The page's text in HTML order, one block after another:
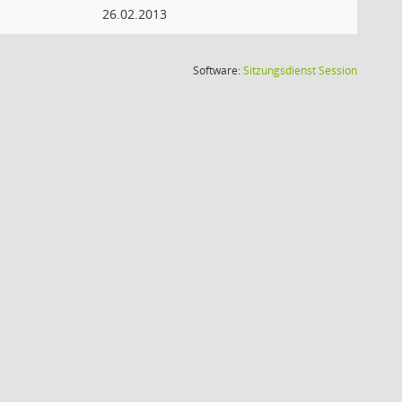
26.02.2013
Software:SitzungsdienstSession(Wird in